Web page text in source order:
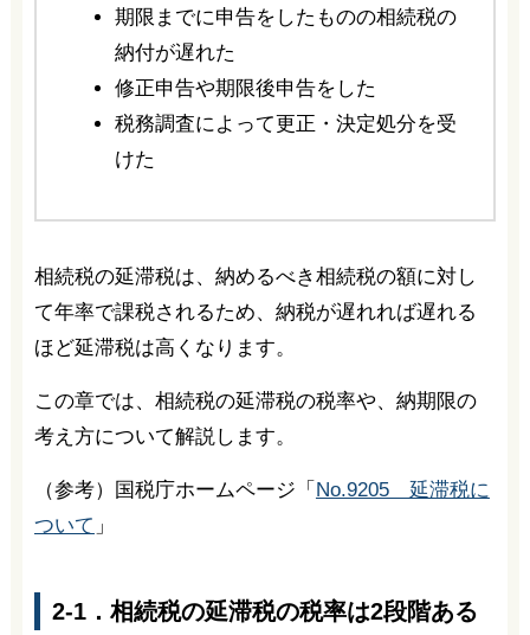
期限までに申告をしたものの相続税の
納付が遅れた
修正申告や期限後申告をした
税務調査によって更正・決定処分を受
けた
相続税の延滞税は、納めるべき相続税の額に対し
て年率で課税されるため、納税が遅れれば遅れる
ほど延滞税は高くなります。
この章では、相続税の延滞税の税率や、納期限の
考え方について解説します。
（参考）国税庁ホームページ「 No.9205 延滞税に
ついて 」
2-1．相続税の延滞税の税率は2段階ある